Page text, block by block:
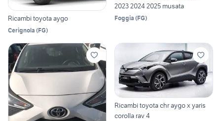
Ricambi toyota aygo
Cerignola (FG)
2023 2024 2025 musata
Foggia (FG)
Ricambi toyota chr aygo x yaris
corolla rav 4